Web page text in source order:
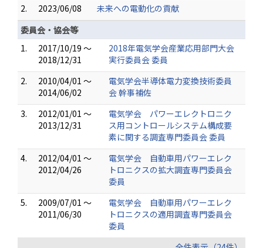
2.
2023/06/08
未来への電動化の貢献
委員会・協会等
1.
2017/10/19 ～
2018/12/31
2018年電気学会産業応用部門大会
実行委員会 委員
2.
2010/04/01 ～
2014/06/02
電気学会半導体電力変換技術委員
会 幹事補佐
3.
2012/01/01 ～
2013/12/31
電気学会 パワーエレクトロニク
ス用コントロールシステム構成要
素に関する調査専門委員会 委員
4.
2012/04/01 ～
2012/04/26
電気学会 自動車用パワーエレク
トロニクスの拡大調査専門委員会
委員
5.
2009/07/01 ～
2011/06/30
電気学会 自動車用パワーエレク
トロニクスの適用調査専門委員会
委員